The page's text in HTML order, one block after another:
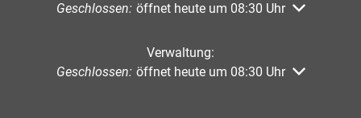
Klicken, um weitere Öffnungs- oder Schließzeiten
Geschlossen: öffnet heute um 08:30 Uhr
Verwaltung:
Klicken, um weitere Öffnungs- oder Schließzeiten
Geschlossen: öffnet heute um 08:30 Uhr